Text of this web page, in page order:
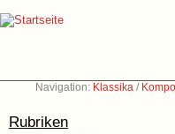
Navigation: Klassika /
Rubriken